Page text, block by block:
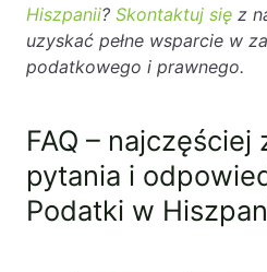
Hiszpanii? Skontaktuj się z
uzyskać pełne wsparcie w
podatkowego i prawnego.
FAQ – najczęściej
pytania i
Podatki w